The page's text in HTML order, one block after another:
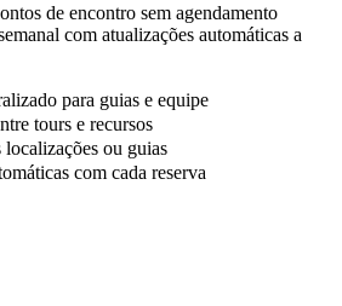
de encontro sem agendamento
com atualizações automáticas a
para guias e equipe
tours e recursos
localizações ou guias
com cada reserva